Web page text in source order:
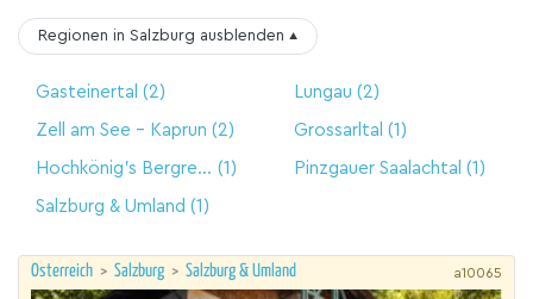
Regionen in Salzburg ausblenden ▴
Gasteinertal (2) Lungau (2)
Zell am See - Kaprun (2) Grossarltal (1)
Hochkönig's Bergreich (1) Pinzgauer Saalachtal (1)
Salzburg & Umland (1)
Österreich > Salzburg > Salzburg & Umland a10065